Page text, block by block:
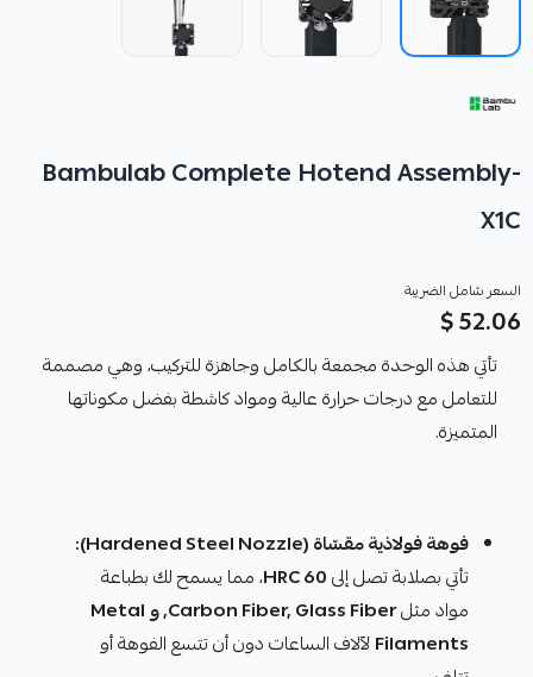
Bambulab Complete Hotend Assembly-
X1C
السعر شامل الضريبة
52.06 $
تأتي هذه الوحدة مجمعة بالكامل وجاهزة للتركيب، وهي مصممة
للتعامل مع درجات حرارة عالية ومواد كاشطة بفضل مكوناتها
المتميزة.
فوهة فولاذية مقسّاة (Hardened Steel Nozzle):
تأتي بصلابة تصل إلى60 HRC
، مما يسمح لك بطباعة
مواد مثل
Carbon Fiber, Glass Fiber, و Metal
Filaments لآلاف الساعات دون أن تتسع الفوهة أو